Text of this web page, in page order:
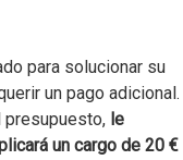
para solucionar su
un pago adicional.
presupuesto, le
un cargo de 20 €